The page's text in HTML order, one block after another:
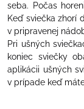
seba. Počas
Keď sviečka zhorí
v pripravenej
Pri ušných
koniec sviečky
aplikácii ušných
v prípade keď